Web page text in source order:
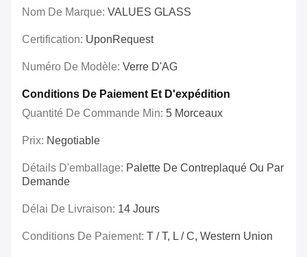
Nom De Marque: VALUES GLASS
Certification: UponRequest
Numéro De Modèle: Verre D'AG
Conditions De Paiement Et D'expédition
Quantité De Commande Min: 5 Morceaux
Prix: Negotiable
Détails D'emballage: Palette De Contreplaqué Ou Par
Demande
Délai De Livraison: 14 Jours
Conditions De Paiement: T / T, L / C, Western Union